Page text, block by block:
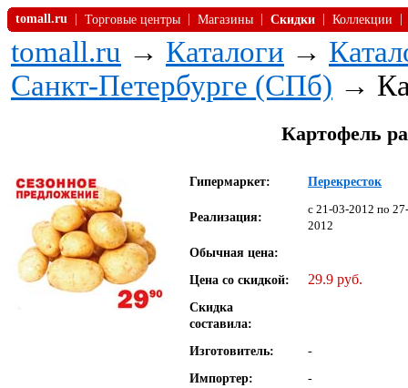
tomall.ru Торговые центры Магазины Скидки Коллекции
tomall.ru → Каталоги →
Санкт-Петербурге (СПб) →
Картофель
Гипермаркет: Перекресток
Реализация:
c 21-03-2012 по
2012
Обычная цена:
Цена со скидкой:
29.9 руб.
Скидка
составила:
Изготовитель:
-
Импортер:
-